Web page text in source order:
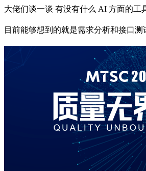
大佬们谈一谈 有没有什么 AI 方面的工
目前能够想到的就是需求分析和接口测